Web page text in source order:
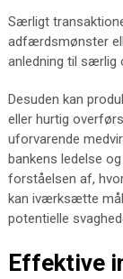
Særligt
adfærdsmønster
anledning til særlig
Desuden kan
eller hurtig
uforvarende
bankens ledelse
forståelsen af,
kan iværksætte
potentielle
Effektive